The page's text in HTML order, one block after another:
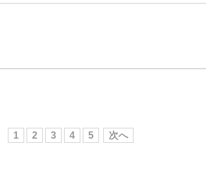
1 2 3 4 5 次へ